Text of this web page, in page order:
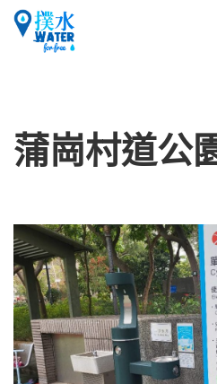
下載應用
網誌
ENGLISH
下載
蒲崗村道